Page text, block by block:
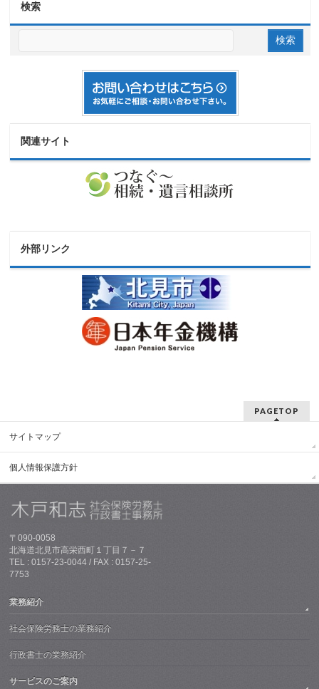
検索
関連サイト
外部リンク
PAGETOP
サイトマップ
個人情報保護方針
〒090-0058
北海道北見市高栄西町１丁目７－７
TEL : 0157-23-0044 / FAX : 0157-25-
7753
業務紹介
社会保険労務士の業務紹介
行政書士の業務紹介
サービスのご案内